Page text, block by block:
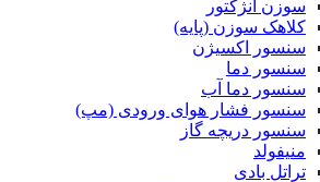
سوزن انژکتور
کلاهک سوزن (پایه)
سنسور اکسیژن
سنسور دما
سنسور دما آب
سنسور فشار هوای ورودی (مپ)
سنسور دریچه گاز
منیفولد
تراتل بادی